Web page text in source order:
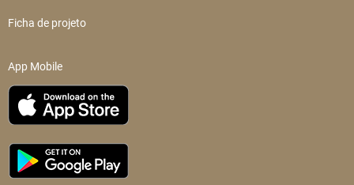
Ficha de projeto
App Mobile